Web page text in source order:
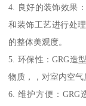
4. 良好的装饰效果
和装饰工艺进行处
的整体美观度。
5. 环保性：GRG造
物质，，对室内空气
6. 维护方便：GRG